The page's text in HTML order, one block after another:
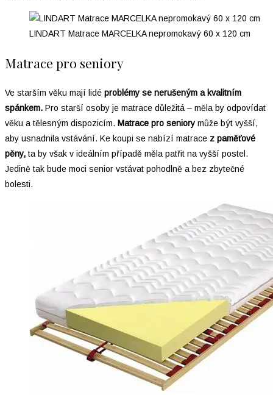
LINDART Matrace MARCELKA nepromokavý 60 x 120 cm
Matrace pro seniory
Ve starším věku mají lidé problémy se nerušeným a kvalitním
spánkem. Pro starší osoby je matrace důležitá – měla by odpovídat
věku a tělesným dispozicím. Matrace pro seniory může být vyšší,
aby usnadnila vstávání. Ke koupi se nabízí matrace z paměťové
pěny, ta by však v ideálním případě měla patřit na vyšší postel.
Jedině tak bude moci senior vstávat pohodlně a bez zbytečné
bolesti.